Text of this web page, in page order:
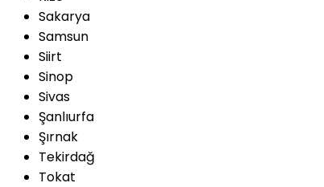
Sakarya
Samsun
Siirt
Sinop
Sivas
Şanlıurfa
Şırnak
Tekirdağ
Tokat